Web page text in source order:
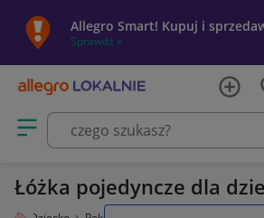
Allegro Smart! Kupuj i
Sprawdź »
Otwórz menu z kategoriami
Łóżka pojedyncze dla